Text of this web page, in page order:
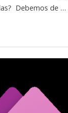
Debemos de …